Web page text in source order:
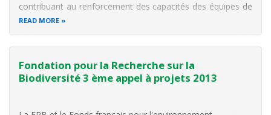
contribuant au renforcement des capacités des équipes de
recherche tout en participant au développement de
la différence dupr
READ MORE
Fondation pour la Recherche sur la
Biodiversité 3 ème appel à projets 2013